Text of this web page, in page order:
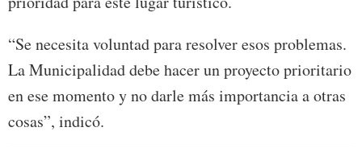
“Se necesita voluntad para resolver esos problemas.
La Municipalidad debe hacer un proyecto prioritario
en ese momento y no darle más importancia a otras
cosas”, indicó.